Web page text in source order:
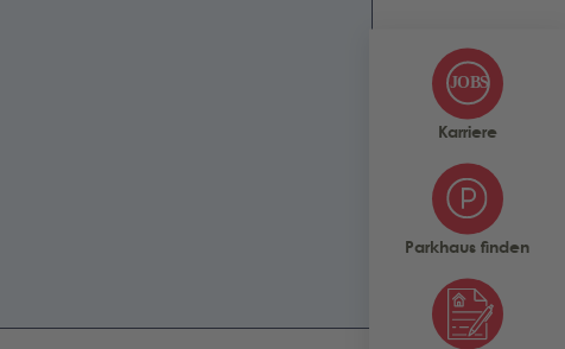
Karriere
Parkhaus finden